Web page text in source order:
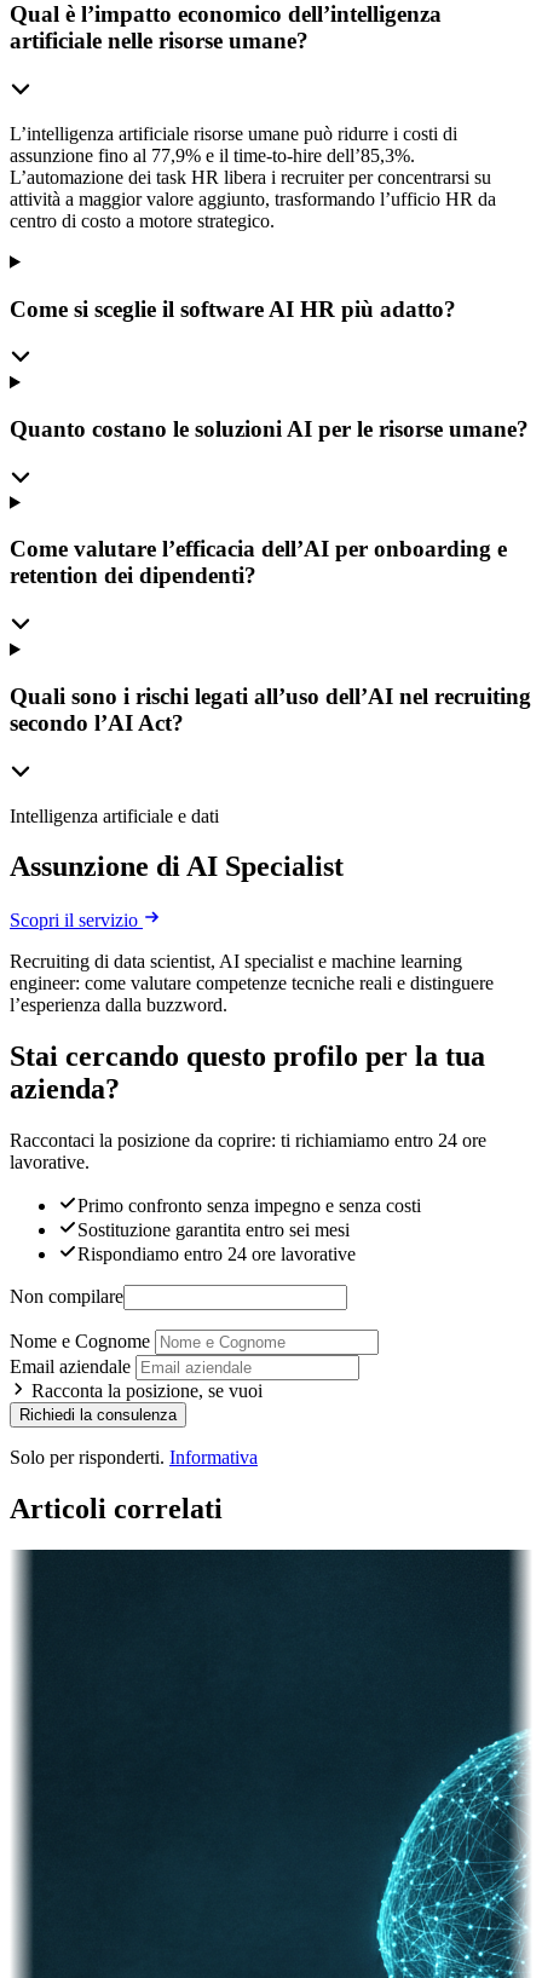
Qual è l’impatto economico dell’intelligenza
artificiale nelle risorse umane?
L’intelligenza artificiale risorse umane può ridurre i costi di
assunzione fino al 77,9% e il time-to-hire dell’85,3%.
L’automazione dei task HR libera i recruiter per concentrarsi su
attività a maggior valore aggiunto, trasformando l’ufficio HR da
centro di costo a motore strategico.
Come si sceglie il software AI HR più adatto?
Quanto costano le soluzioni AI per le risorse umane?
Come valutare l’efficacia dell’AI per onboarding e
retention dei dipendenti?
Quali sono i rischi legati all’uso dell’AI nel recruiting
secondo l’AI Act?
Intelligenza artificiale e dati
Assunzione di AI Specialist
Scopri il servizio
Recruiting di data scientist, AI specialist e machine learning
engineer: come valutare competenze tecniche reali e distinguere
l’esperienza dalla buzzword.
Stai cercando questo profilo per la tua
azienda?
Raccontaci la posizione da coprire: ti richiamiamo entro 24 ore
lavorative.
Primo confronto senza impegno e senza costi
Sostituzione garantita entro sei mesi
Rispondiamo entro 24 ore lavorative
Non compilare
Nome e Cognome
Email aziendale
Racconta la posizione, se vuoi
Richiedi la consulenza
Solo per risponderti. Informativa
Articoli correlati